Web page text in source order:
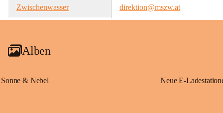
Zwischenwasser
direktion@mszw.at
Alben
Sonne & Nebel